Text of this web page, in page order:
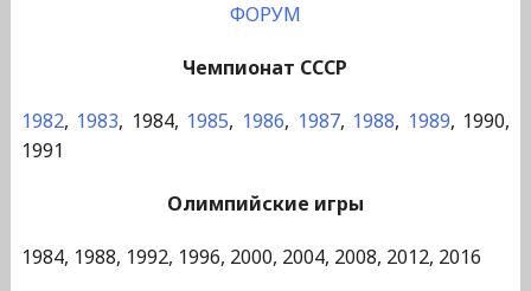
ФОРУМ
Чемпионат СССР
1982, 1983, 1984, 1985, 1986, 1987, 1988, 1989, 1990,
1991
Олимпийские игры
1984, 1988, 1992, 1996, 2000, 2004, 2008, 2012, 2016